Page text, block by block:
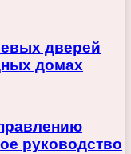
дверей
домах
руководство